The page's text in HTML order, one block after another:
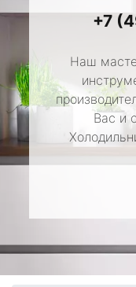
+7
Наш
Вас и